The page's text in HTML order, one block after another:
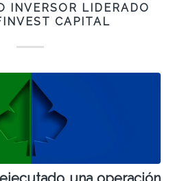
INVERSOR LIDERADO
CAPITAL